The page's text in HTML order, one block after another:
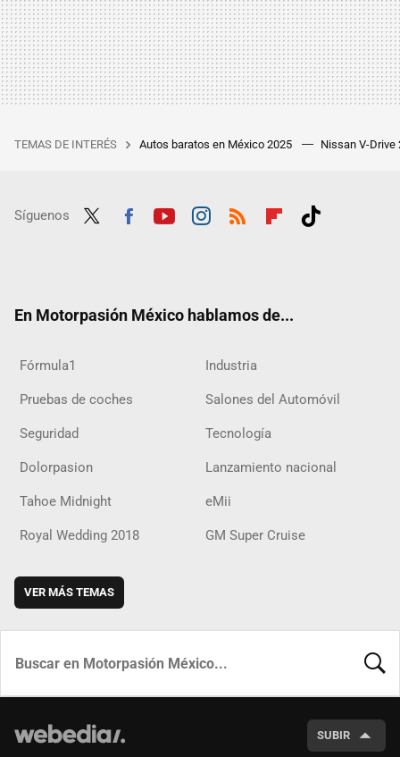
TEMAS DE INTERÉS Autos baratos en México 2025 Nissan V-Drive
Síguenos
En Motorpasión México hablamos de...
Fórmula1 Industria
Pruebas de coches Salones del Automóvil
Seguridad Tecnología
Dolorpasion Lanzamiento nacional
Tahoe Midnight eMii
Royal Wedding 2018 GM Super Cruise
VER MÁS TEMAS
SUBIR